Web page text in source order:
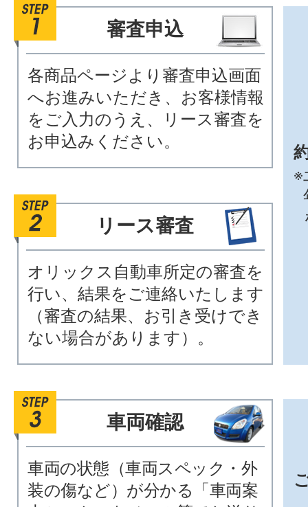
審査申込
各商品ページより審査申込画面
へお進みいただき、お客様情報
をご入力のうえ、リース審査を
お申込みください。
リース審査
オリックス自動車所定の審査を
行い、結果をご連絡いたします
（審査の結果、お引き受けでき
ない場合があります）。
車両確認
車両の状態（車両スペック・外
装の傷など）が分かる「車両案
※